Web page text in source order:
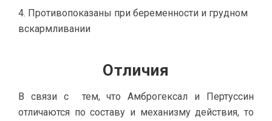
Противопоказаны при беременности и грудном
вскармливании
Отличия
В связи с тем, что Амброгексал и Пертуссин
отличаются по составу и механизму действия, то